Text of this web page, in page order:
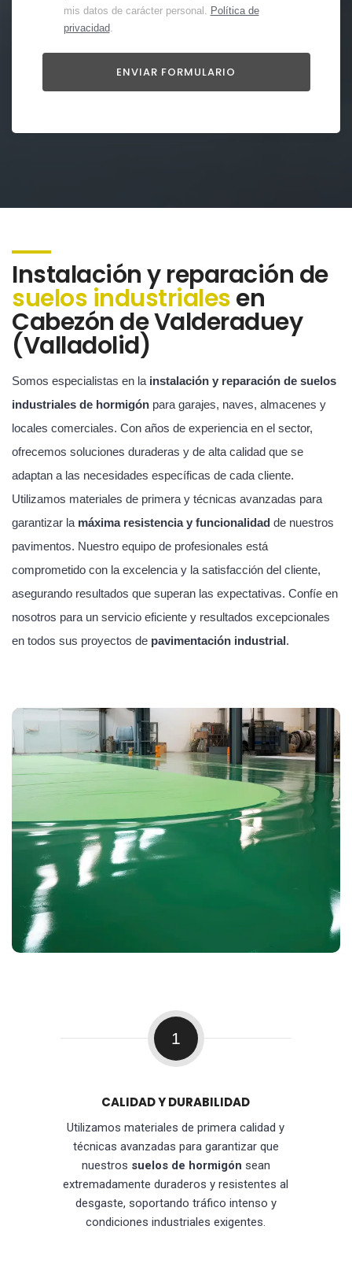
mis datos de carácter personal. Política de
privacidad.
Instalación y reparación de
suelos industrialesen
Cabezón de Valderaduey
(Valladolid)
Somos especialistas en la instalación y reparación de suelos
industriales de hormigón para garajes, naves, almacenes y
locales comerciales. Con años de experiencia en el sector,
ofrecemos soluciones duraderas y de alta calidad que se
adaptan a las necesidades específicas de cada cliente.
Utilizamos materiales de primera y técnicas avanzadas para
garantizar la máxima resistencia y funcionalidad de nuestros
pavimentos. Nuestro equipo de profesionales está
comprometido con la excelencia y la satisfacción del cliente,
asegurando resultados que superan las expectativas. Confíe en
nosotros para un servicio eficiente y resultados excepcionales
en todos sus proyectos de pavimentación industrial.
1
CALIDAD Y DURABILIDAD
Utilizamos materiales de primera calidad y
técnicas avanzadas para garantizar que
nuestros suelos de hormigón sean
extremadamente duraderos y resistentes al
desgaste, soportando tráfico intenso y
condiciones industriales exigentes.